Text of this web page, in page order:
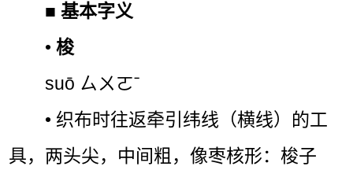
■基本字义
•梭
suō ㄙㄨㄛˉ
• 织布时往返牵引纬线（横线）的工
具，两头尖，中间粗，像枣核形：梭子